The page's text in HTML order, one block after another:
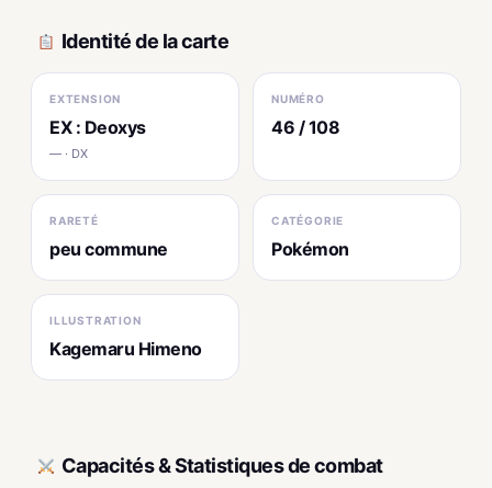
Identité de la carte
EXTENSION
EX : Deoxys
— · DX
NUMÉRO
46 / 108
RARETÉ
peu commune
CATÉGORIE
Pokémon
ILLUSTRATION
Kagemaru Himeno
Capacités & Statistiques de combat